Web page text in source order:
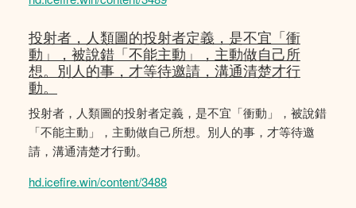
投射者，人類圖的投射者定義，是不宜「衝
動」，被說錯「不能主動」，主動做自己所
想。別人的事，才等待邀請，溝通清楚才行
動。
投射者，人類圖的投射者定義，是不宜「衝動」，被說錯
「不能主動」，主動做自己所想。別人的事，才等待邀
請，溝通清楚才行動。
hd.icefire.win/content/3488